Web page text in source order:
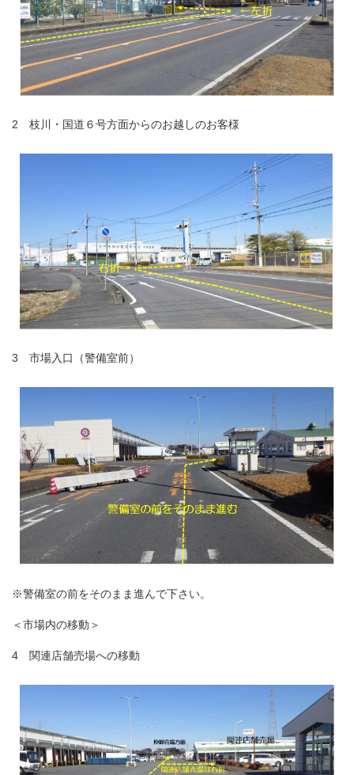
2 枝川・国道６号方面からのお越しのお客様
3 市場入口（警備室前）
※警備室の前をそのまま進んで下さい。
＜市場内の移動＞
4 関連店舗売場への移動